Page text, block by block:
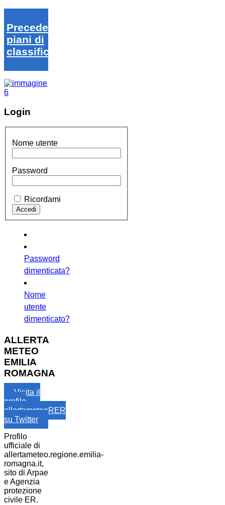
Precedenti
piani di
classifica
Login
Nome utente
Password
Ricordami
Password
dimenticata?
Nome
utente
dimenticato?
ALLERTA
METEO
EMILIA
ROMAGNA
Visita il
profilo
allertameteoRER
su Twitter
Profilo
ufficiale di
allertameteo.regione.emilia-
romagna.it,
sito di Arpae
e Agenzia
protezione
civile ER.